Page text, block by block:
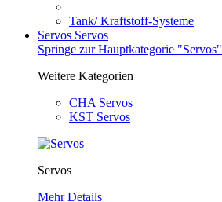
Tank/ Kraftstoff-Systeme
Servos Servos
Springe zur Hauptkategorie "Servos"
Weitere Kategorien
CHA Servos
KST Servos
Servos
Mehr Details